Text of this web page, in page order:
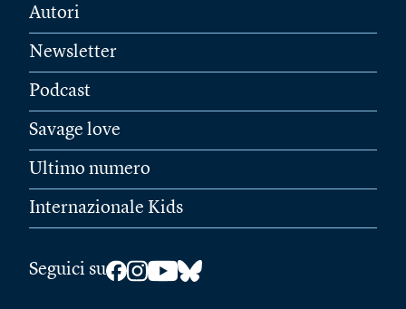
Autori
Newsletter
Podcast
Savage love
Ultimo numero
Internazionale Kids
Seguici su